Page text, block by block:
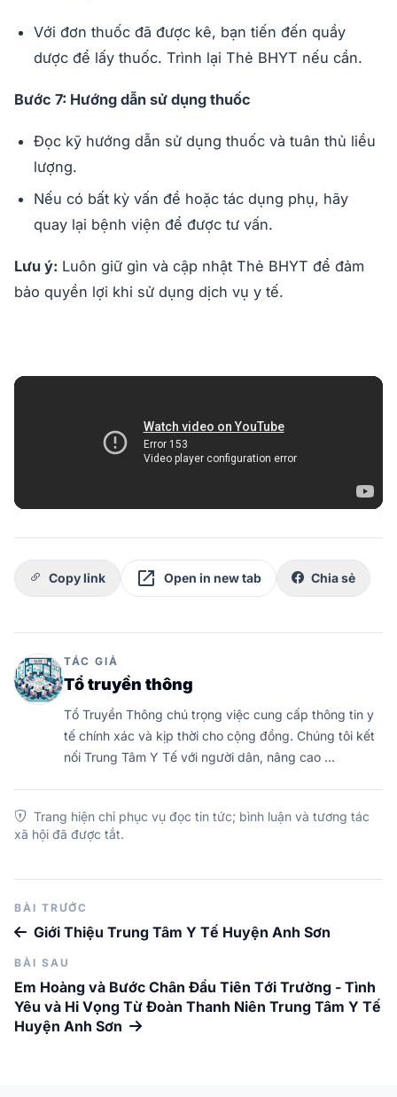
Với đơn thuốc đã được kê, bạn tiến đến quầy
dược để lấy thuốc. Trình lại Thẻ BHYT nếu cần.
Bước 7: Hướng dẫn sử dụng thuốc
Đọc kỹ hướng dẫn sử dụng thuốc và tuân thủ liều
lượng.
Nếu có bất kỳ vấn đề hoặc tác dụng phụ, hãy
quay lại bệnh viện để được tư vấn.
Lưu ý: Luôn giữ gìn và cập nhật Thẻ BHYT để đảm
bảo quyền lợi khi sử dụng dịch vụ y tế.
Copy link open_in_new Open in new tab Chia sẻ
TÁC GIẢ
Tổ truyền thông
Tổ Truyền Thông chú trọng việc cung cấp thông tin y
tế chính xác và kịp thời cho cộng đồng. Chúng tôi kết
nối Trung Tâm Y Tế với người dân, nâng cao …
Trang hiện chỉ phục vụ đọc tin tức; bình luận và tương tác
xã hội đã được tắt.
BÀI TRƯỚC
Giới Thiệu Trung Tâm Y Tế Huyện Anh Sơn
BÀI SAU
Em Hoàng và Bước Chân Đầu Tiên Tới Trường - Tình
Yêu và Hi Vọng Từ Đoàn Thanh Niên Trung Tâm Y Tế
Huyện Anh Sơn